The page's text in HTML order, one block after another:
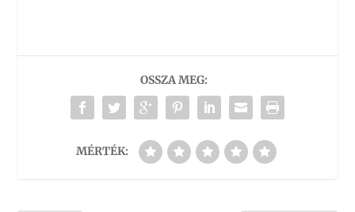
OSSZA MEG:
MÉRTÉK: